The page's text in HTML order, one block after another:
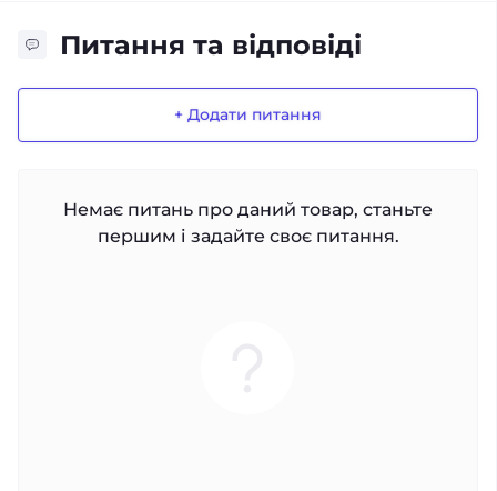
Питання та відповіді
+ Додати питання
Немає питань про даний товар, станьте
першим і задайте своє питання.